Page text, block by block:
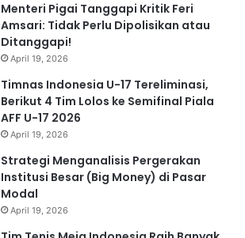
Menteri Pigai Tanggapi Kritik Feri
Amsari: Tidak Perlu Dipolisikan atau
Ditanggapi!
April 19, 2026
Timnas Indonesia U-17 Tereliminasi,
Berikut 4 Tim Lolos ke Semifinal Piala
AFF U-17 2026
April 19, 2026
Strategi Menganalisis Pergerakan
Institusi Besar (Big Money) di Pasar
Modal
April 19, 2026